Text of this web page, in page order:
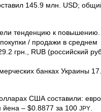
145.9 млн. USD;
тенденцию к повышению.
/ продажи в среднем
грн., RUB (российский
банках Украины
США составили:
йена – $0.8877 за 100 JPY